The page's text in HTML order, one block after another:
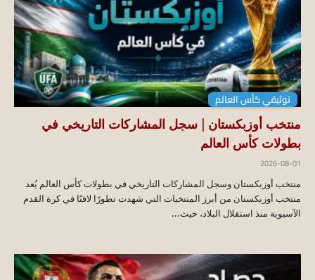
توثيقي كأس العالم
منتخب أوزبكستان | سجل المشاركات التاريخي في
بطولات كأس العالم
2026-08-01
منتخب أوزبكستان وسجل المشاركات التاريخي في بطولات كأس العالم يُعد
منتخب أوزبكستان من أبرز المنتخبات التي شهدت تطورًا لافتًا في كرة القدم
الآسيوية منذ استقلال البلاد، حيث...